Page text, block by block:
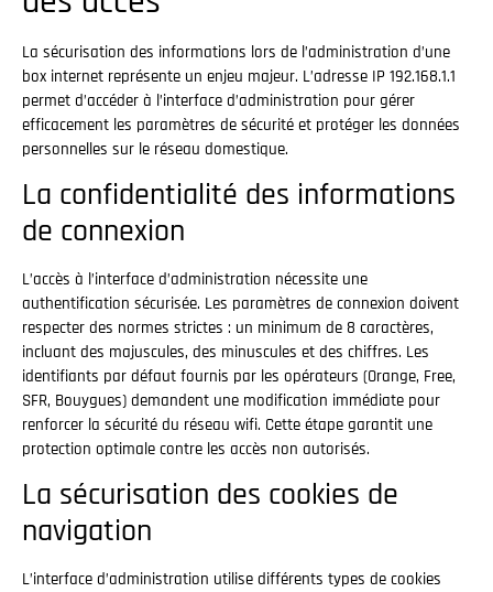
La sécurisation des informations lors de l’administration d’une
box internet représente un enjeu majeur. L’adresse IP 192.168.1.1
permet d’accéder à l’interface d’administration pour gérer
efficacement les paramètres de sécurité et protéger les données
personnelles sur le réseau domestique.
La confidentialité des informations
de connexion
L’accès à l’interface d’administration nécessite une
authentification sécurisée. Les paramètres de connexion doivent
respecter des normes strictes : un minimum de 8 caractères,
incluant des majuscules, des minuscules et des chiffres. Les
identifiants par défaut fournis par les opérateurs (Orange, Free,
SFR, Bouygues) demandent une modification immédiate pour
renforcer la sécurité du réseau wifi. Cette étape garantit une
protection optimale contre les accès non autorisés.
La sécurisation des cookies de
navigation
L’interface d’administration utilise différents types de cookies